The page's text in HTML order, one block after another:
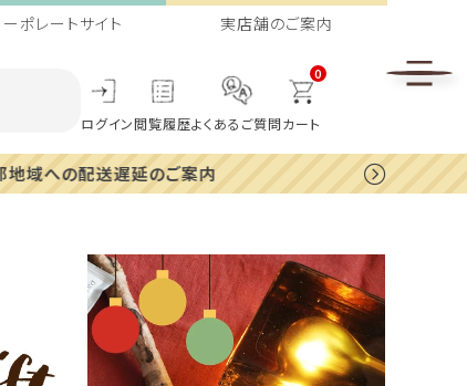
ポレートサイト 実店舗のご案内
ログイン閲覧履歴よくあるご質問
0
カート